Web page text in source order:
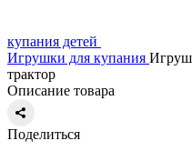
купания детей
Игрушки для купания
трактор
Описание товара
Поделиться